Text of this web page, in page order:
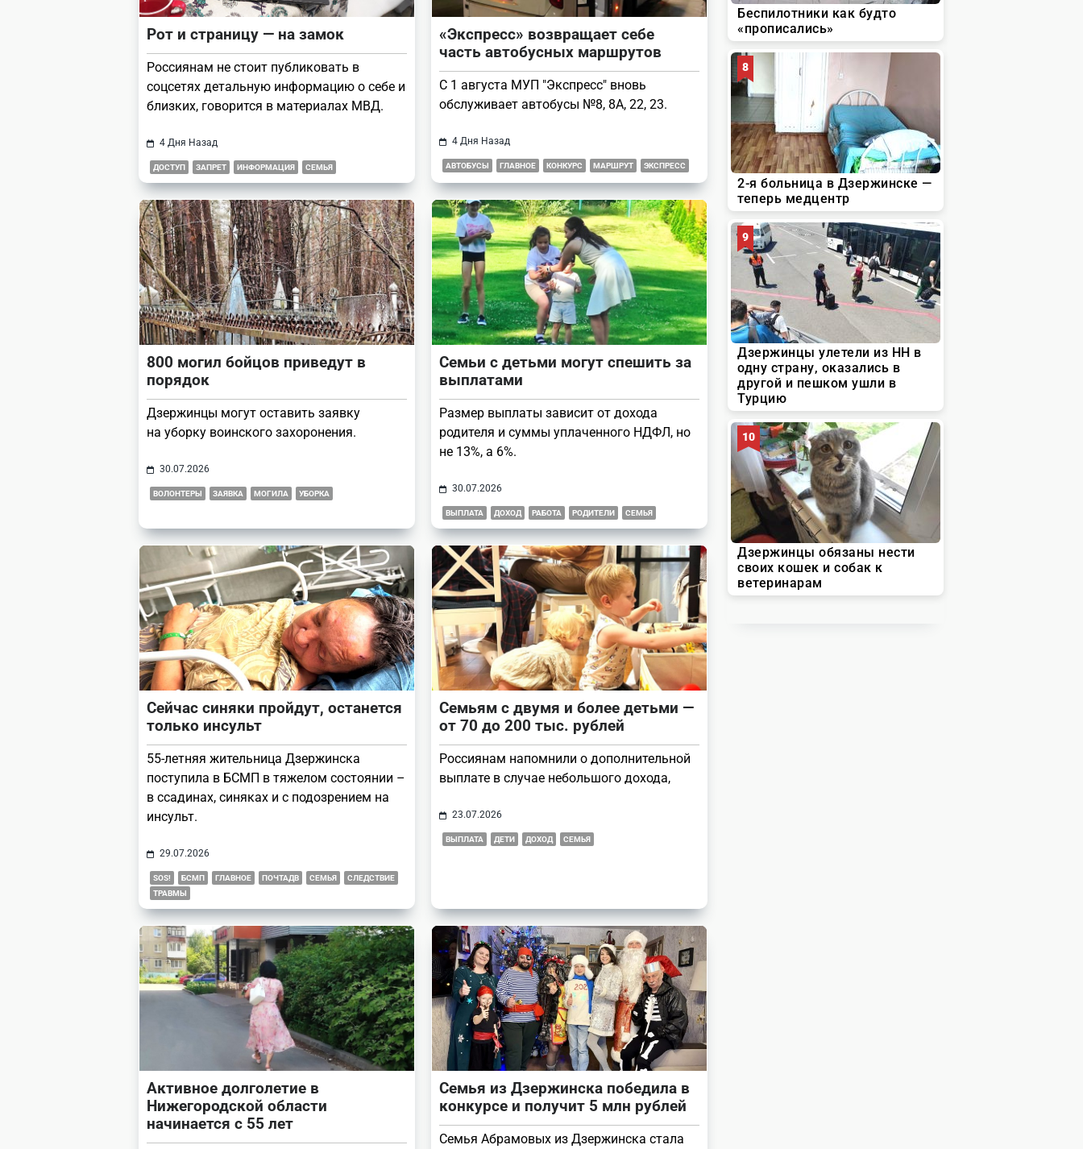
Рот и страницу — на замок
Россиянам не стоит публиковать в
соцсетях детальную информацию о себе и
близких, говорится в материалах МВД.
4 Дня Назад
ДОСТУП ЗАПРЕТ ИНФОРМАЦИЯ СЕМЬЯ
«Экспресс» возвращает себе
часть автобусных маршрутов
С 1 августа МУП "Экспресс" вновь
обслуживает автобусы №8, 8А, 22, 23.
4 Дня Назад
АВТОБУСЫ ГЛАВНОЕ КОНКУРС МАРШРУТ ЭКСПРЕСС
800 могил бойцов приведут в
порядок
Дзержинцы могут оставить заявку
на уборку воинского захоронения.
30.07.2026
ВОЛОНТЕРЫ ЗАЯВКА МОГИЛА УБОРКА
Семьи с детьми могут спешить за
выплатами
Размер выплаты зависит от дохода
родителя и суммы уплаченного НДФЛ, но
не 13%, а 6%.
30.07.2026
ВЫПЛАТА ДОХОД РАБОТА РОДИТЕЛИ СЕМЬЯ
Сейчас синяки пройдут, останется
только инсульт
55-летняя жительница Дзержинска
поступила в БСМП в тяжелом состоянии –
в ссадинах, синяках и с подозрением на
инсульт.
29.07.2026
SOS! БСМП ГЛАВНОЕ ПОЧТАДВ СЕМЬЯ
СЛЕДСТВИЕ
ТРАВМЫ
Семьям с двумя и более детьми —
от 70 до 200 тыс. рублей
Россиянам напомнили о дополнительной
выплате в случае небольшого дохода,
23.07.2026
ВЫПЛАТА ДЕТИ ДОХОД СЕМЬЯ
Активное долголетие в
Нижегородской области
начинается с 55 лет
Семья из Дзержинска победила в
конкурсе и получит 5 млн рублей
Семья Абрамовых из Дзержинска стала